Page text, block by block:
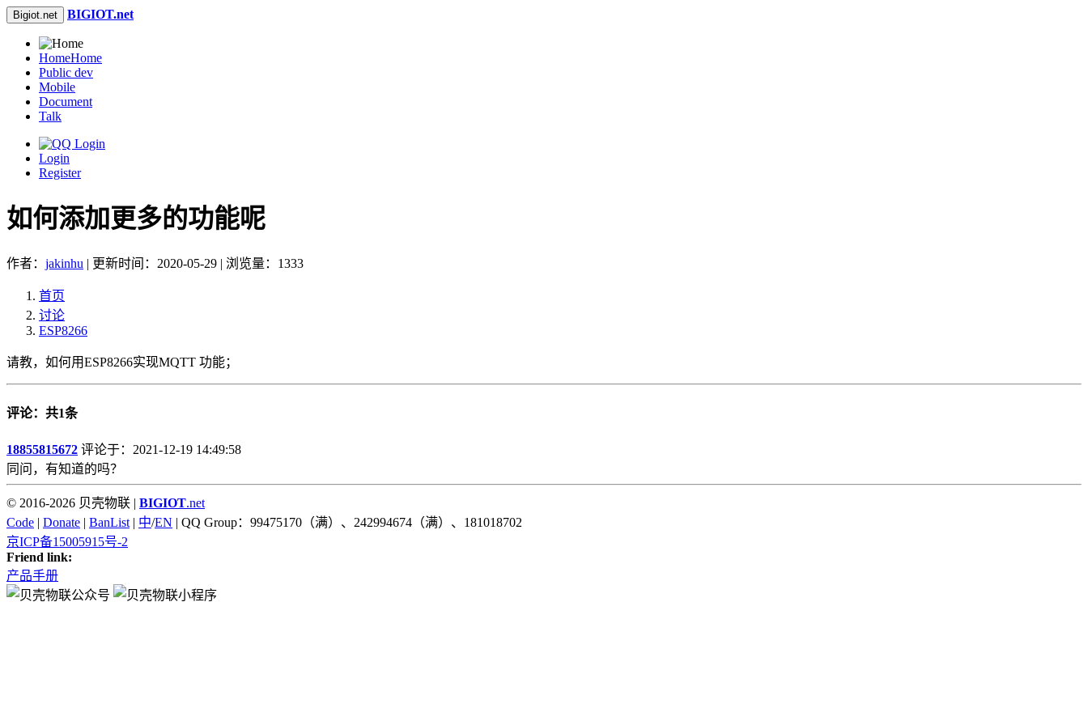
Bigiot.net BIGIOT.net
HomeHome
Public dev
Mobile
Document
Talk
Login
Register
如何添加更多的功能呢
作者： jakinhu | 更新时间：2020-05-29 | 浏览量：1333
首页
讨论
ESP8266
请教，如何用ESP8266实现MQTT 功能；
评论：共1条
18855815672 评论于：2021-12-19 14:49:58
同问，有知道的吗？
© 2016-2026 贝壳物联 | BIGIOT.net
Code | Donate | BanList| 中/EN | QQ Group：99475170（满）、242994674（满）、181018702
京ICP备15005915号-2
Friend link:
产品手册